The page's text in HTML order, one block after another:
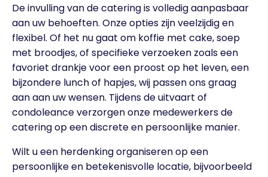
De invulling van de catering is volledig aanpasbaar
aan uw behoeften. Onze opties zijn veelzijdig en
flexibel. Of het nu gaat om koffie met cake, soep
met broodjes, of specifieke verzoeken zoals een
favoriet drankje voor een proost op het leven, een
bijzondere lunch of hapjes, wij passen ons graag
aan aan uw wensen. Tijdens de uitvaart of
condoleance verzorgen onze medewerkers de
catering op een discrete en persoonlijke manier.
Wilt u een herdenking organiseren op een
persoonlijke en betekenisvolle locatie, bijvoorbeeld